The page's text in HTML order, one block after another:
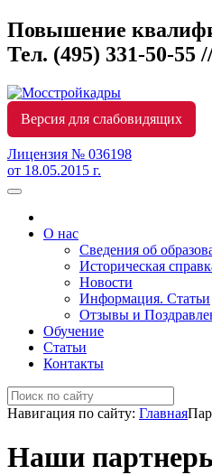
Повышение
Тел. (495) 331-50-55
Версия для слабовидящих
Лицензия № 036198
от 18.05.2015 г.
О нас
Сведения об
Историческая
Новости
Информация. Статьи
Отзывы и
Обучение
Статьи
Контакты
Навигация по сайту: Главная
Наши